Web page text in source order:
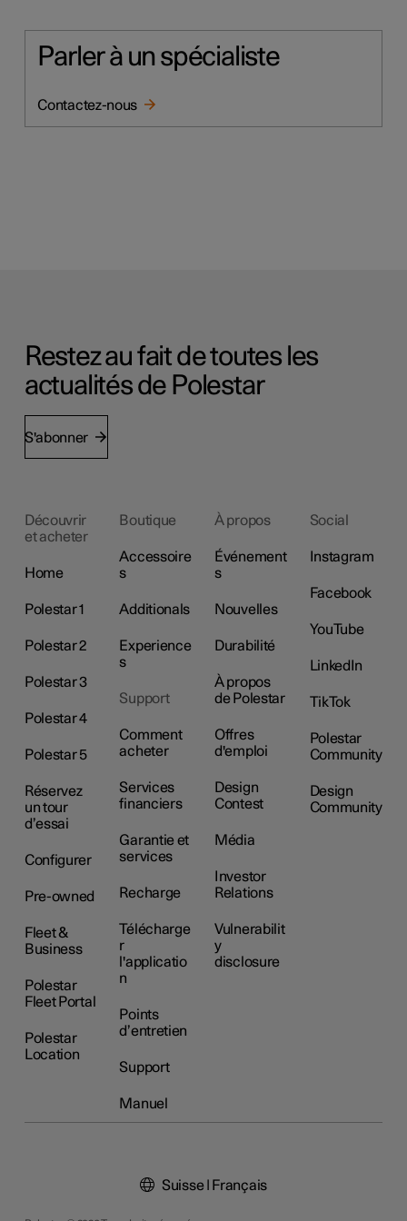
Parler à un spécialiste
Contactez-nous
Restez au fait de toutes les
actualités de Polestar
S'abonner
Découvrir
et acheter
Home
Polestar 1
Polestar 2
Polestar 3
Polestar 4
Polestar 5
Réservez
un tour
d’essai
Configurer
Pre-owned
Fleet &
Business
Polestar
Fleet Portal
Polestar
Location
Boutique
Accessoire
s
Additionals
Experience
s
Support
Comment
acheter
Services
financiers
Garantie et
services
Recharge
Télécharge
r
l'applicatio
n
Points
d’entretien
Support
Manuel
À propos
Événement
s
Nouvelles
Durabilité
À propos
de Polestar
Offres
d'emploi
Design
Contest
Média
Investor
Relations
Vulnerabilit
y
disclosure
Social
Instagram
Facebook
YouTube
LinkedIn
TikTok
Polestar
Community
Design
Community
Suisse | Français